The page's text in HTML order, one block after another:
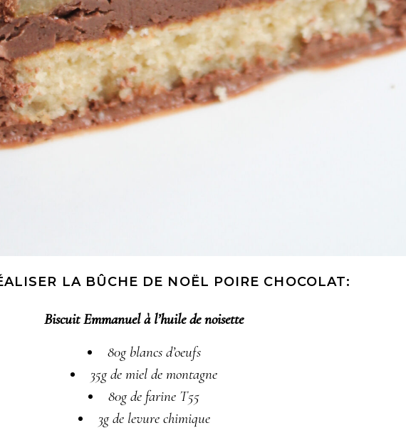
LA BÛCHE DE NOËL POIRE CHOCOLAT:
Biscuit Emmanuel à l’huile de noisette
80g blancs d’oeufs
35g de miel de montagne
80g de farine T55
3g de levure chimique